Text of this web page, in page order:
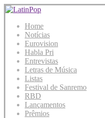
Home
Notícias
Eurovision
Habla Pri
Entrevistas
Letras de Música
Listas
Festival de Sanremo
RBD
Lançamentos
Prêmios